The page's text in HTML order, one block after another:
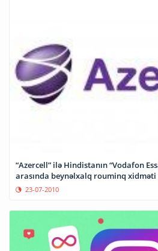
“Azercell” ilə Hindistanın “Vodafon
arasında beynəlxalq rouminq
23-07-2010